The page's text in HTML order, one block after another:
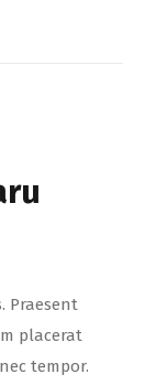
Praesent
placerat
tempor.